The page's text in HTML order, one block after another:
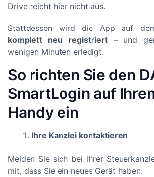
Drive reicht hier nicht aus.
Stattdessen wird die App auf
komplett neu registriert– und
wenigen Minuten erledigt.
So richten Sie den
SmartLogin auf
Handy ein
Ihre Kanzlei kontaktieren
Melden Sie sich bei Ihrer
mit, dass Sie ein neues Gerät haben.